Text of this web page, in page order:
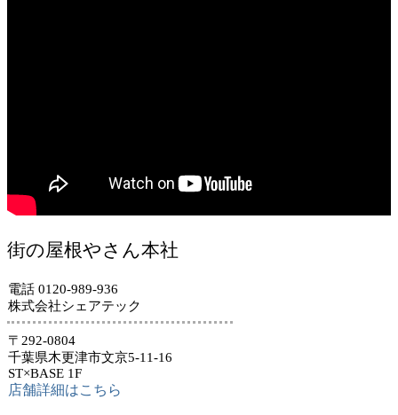
街の屋根やさん本社
電話 0120-989-936
株式会社シェアテック
〒292-0804
千葉県木更津市文京5-11-16
ST×BASE 1F
店舗詳細はこちら